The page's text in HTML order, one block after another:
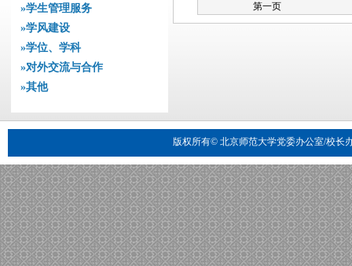
»学生管理服务
»学风建设
»学位、学科
»对外交流与合作
»其他
第一页
版权所有© 北京师范大学党委办公室/校